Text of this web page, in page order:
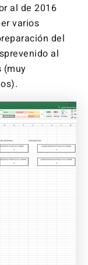
al de 2016
varios
del
al
(muy